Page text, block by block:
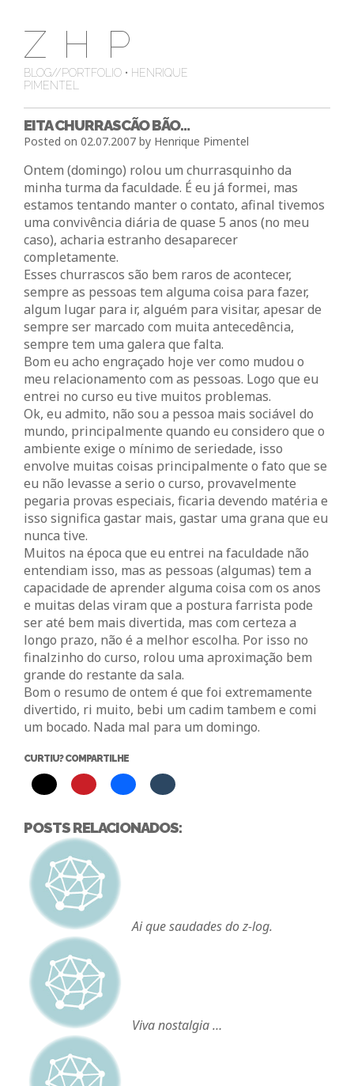
content
ZHP
BLOG//PORTFOLIO • HENRIQUE
PIMENTEL
EITA CHURRASCÃO BÃO…
Posted on 02.07.2007by Henrique Pimentel
Ontem (domingo) rolou um churrasquinho da
minha turma da faculdade. É eu já formei, mas
estamos tentando manter o contato, afinal tivemos
uma convivência diária de quase 5 anos (no meu
caso), acharia estranho desaparecer
completamente.
Esses churrascos são bem raros de acontecer,
sempre as pessoas tem alguma coisa para fazer,
algum lugar para ir, alguém para visitar, apesar de
sempre ser marcado com muita antecedência,
sempre tem uma galera que falta.
Bom eu acho engraçado hoje ver como mudou o
meu relacionamento com as pessoas. Logo que eu
entrei no curso eu tive muitos problemas.
Ok, eu admito, não sou a pessoa mais sociável do
mundo, principalmente quando eu considero que o
ambiente exige o mínimo de seriedade, isso
envolve muitas coisas principalmente o fato que se
eu não levasse a serio o curso, provavelmente
pegaria provas especiais, ficaria devendo matéria e
isso significa gastar mais, gastar uma grana que eu
nunca tive.
Muitos na época que eu entrei na faculdade não
entendiam isso, mas as pessoas (algumas) tem a
capacidade de aprender alguma coisa com os anos
e muitas delas viram que a postura farrista pode
ser até bem mais divertida, mas com certeza a
longo prazo, não é a melhor escolha. Por isso no
finalzinho do curso, rolou uma aproximação bem
grande do restante da sala.
Bom o resumo de ontem é que foi extremamente
divertido, ri muito, bebi um cadim tambem e comi
um bocado. Nada mal para um domingo.
CURTIU? COMPARTILHE
POSTS RELACIONADOS:
Ai que saudades do z-log.
Viva nostalgia …